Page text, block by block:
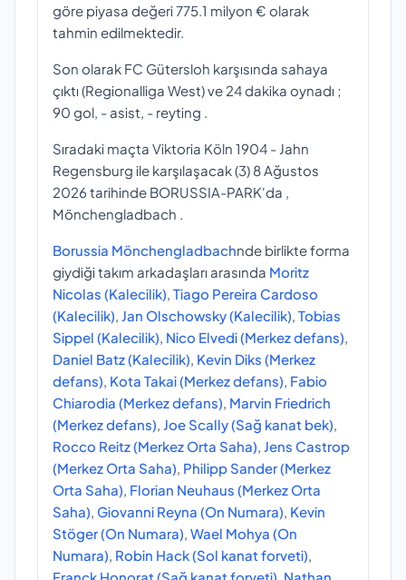
göre piyasa değeri 775.1 milyon € olarak
tahmin edilmektedir.
Son olarak FC Gütersloh karşısında sahaya
çıktı (Regionalliga West) ve 24 dakika oynadı ;
90 gol, - asist, - reyting .
Sıradaki maçta Viktoria Köln 1904 - Jahn
Regensburg ile karşılaşacak (3) 8 Ağustos
2026 tarihinde BORUSSIA-PARK'da ,
Mönchengladbach .
Borussia Mönchengladbachnde birlikte forma
giydiği takım arkadaşları arasında Moritz
Nicolas (Kalecilik), Tiago Pereira Cardoso
(Kalecilik), Jan Olschowsky (Kalecilik), Tobias
Sippel (Kalecilik), Nico Elvedi (Merkez defans),
Daniel Batz (Kalecilik), Kevin Diks (Merkez
defans), Kota Takai (Merkez defans), Fabio
Chiarodia (Merkez defans), Marvin Friedrich
(Merkez defans), Joe Scally (Sağ kanat bek),
Rocco Reitz (Merkez Orta Saha), Jens Castrop
(Merkez Orta Saha), Philipp Sander (Merkez
Orta Saha), Florian Neuhaus (Merkez Orta
Saha), Giovanni Reyna (On Numara), Kevin
Stöger (On Numara), Wael Mohya (On
Numara), Robin Hack (Sol kanat forveti),